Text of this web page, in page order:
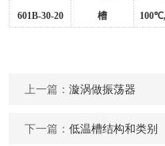
601B-30-20
槽
100℃
上一篇：漩涡做振荡器
下一篇：低温槽结构和类别